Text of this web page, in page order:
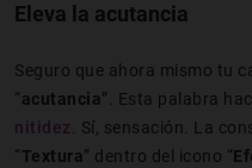
Eleva la acutancia
Seguro que ahora mismo tu
“acutancia”. Esta palabra
nitidez. Sí, sensación. La
“Textura” dentro del icono “